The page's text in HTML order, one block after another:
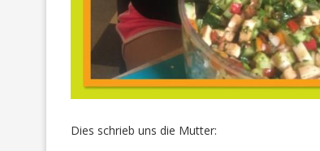
Dies schrieb uns die Mutter: